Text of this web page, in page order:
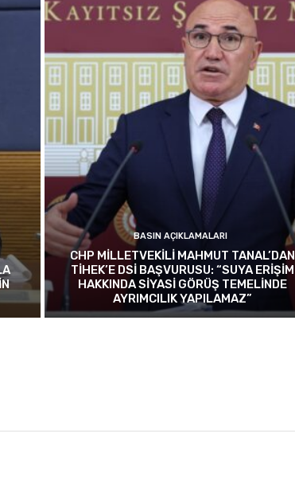
BASIN AÇIKLAMALARI
CHP MİLLETVEKİLİ MAHMUT TANAL’DAN
TİHEK’E DSİ BAŞVURUSU: “SUYA ERİŞİM
HAKKINDA SİYASİ GÖRÜŞ TEMELİNDE
AYRIMCILIK YAPILAMAZ”